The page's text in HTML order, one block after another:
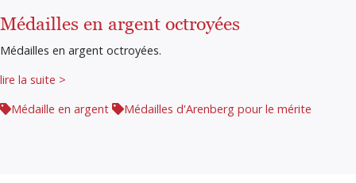
Médailles en argent octroyées
Médailles en argent octroyées.
lire la suite >
Médaille en argent
Médailles d'Arenberg pour le mérite